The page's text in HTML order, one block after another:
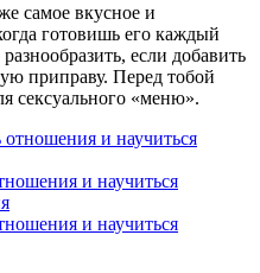
самое вкусное и
готовишь его каждый
если добавить
приправу. Перед тобой
сексуального «меню».
и научиться
и научиться